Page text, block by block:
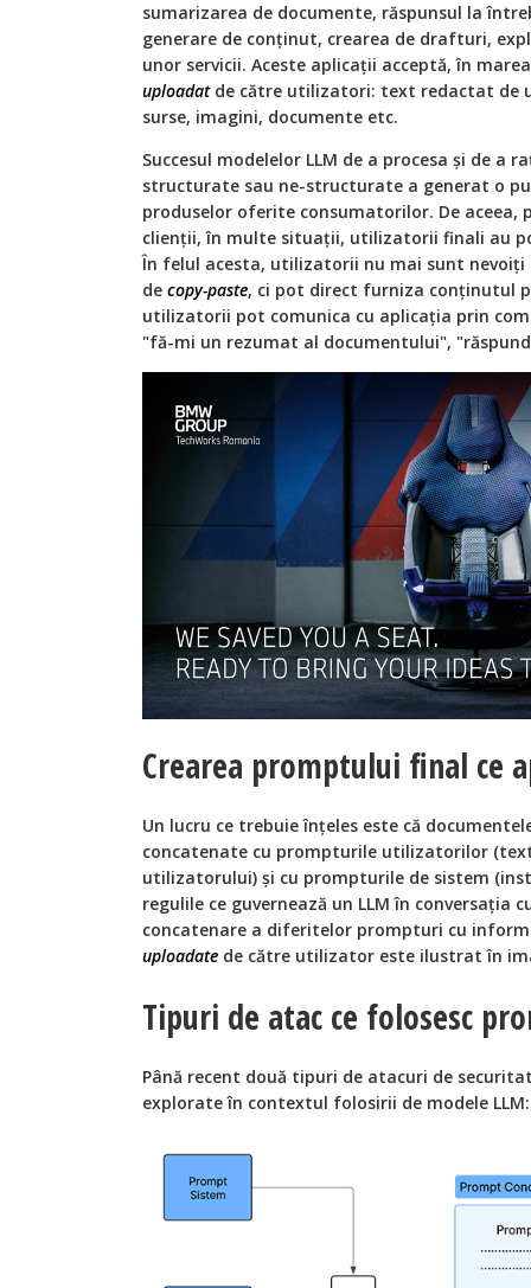
sumarizarea de documente, răspunsul la
generare de conținut, crearea de drafturi,
unor servicii. Aceste aplicații acceptă, în
uploadatde către utilizatori: text redactat de
surse, imagini, documente etc.
Succesul modelelor LLM de a procesa și de a
structurate sau ne-structurate a generat o
produselor oferite consumatorilor. De aceea,
clienții, în multe situații, utilizatorii finali au
În felul acesta, utilizatorii nu mai sunt nevoiți
de copy-paste, ci pot direct furniza conținutul
utilizatorii pot comunica cu aplicația prin
"fă-mi un rezumat al documentului",
Crearea promptului final ce
Un lucru ce trebuie înțeles este că
concatenate cu prompturile utilizatorilor
utilizatorului) și cu prompturile de sistem
regulile ce guvernează un LLM în conversația
concatenare a diferitelor prompturi cu
uploadate de către utilizator este ilustrat în
Tipuri de atac ce folosesc
Până recent două tipuri de atacuri de
explorate în contextul folosirii de modele LLM: